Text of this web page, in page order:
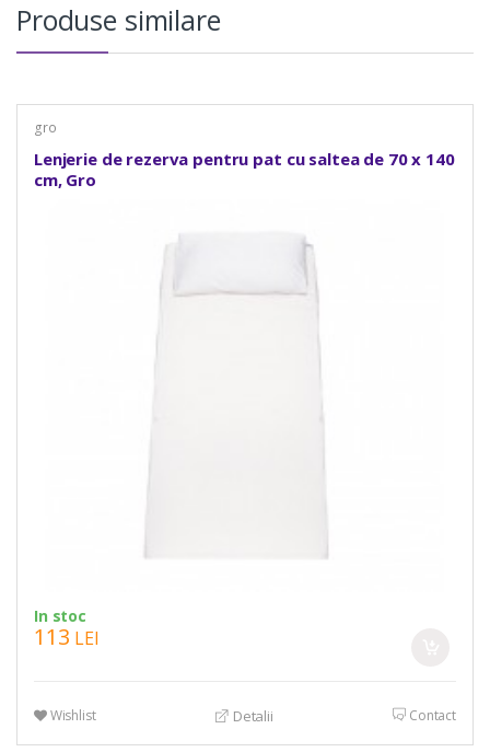
Produse similare
gro
Lenjerie de rezerva pentru pat cu saltea de 70 x 140
cm, Gro
In stoc
113 LEI
Wishlist Detalii Contact